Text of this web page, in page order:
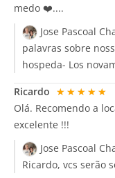
medo ❤️....
Jose Pascoal
palavras sobre
hospeda- Los
Ricardo ★★★★★
Olá. Recomendo a
excelente !!!
Jose Pascoal
Ricardo, vcs serão